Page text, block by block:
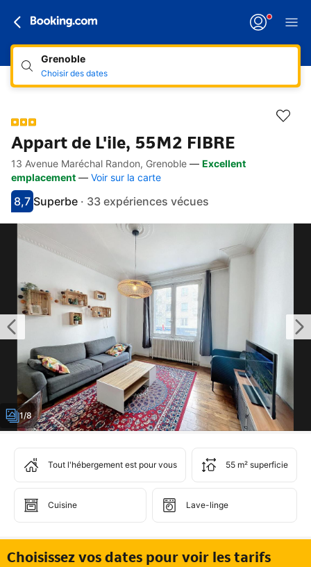
Grenoble
Choisir des dates
Appart de L'ile, 55M2 FIBRE
Accès rapides
Aller à la description
Aller aux équipements
Aller aux hébergements
Aller aux conditions
13 Avenue Maréchal Randon, Grenoble — Excellent
emplacement — Voir sur la carte
Avec une note de 8.7
8,7
superbeSuperbe · 33 expériences vécues
1/8
Tout l'hébergement est pour vous 55 m² superficie
Cuisine Lave-linge
Choisissez vos dates pour voir les tarifs